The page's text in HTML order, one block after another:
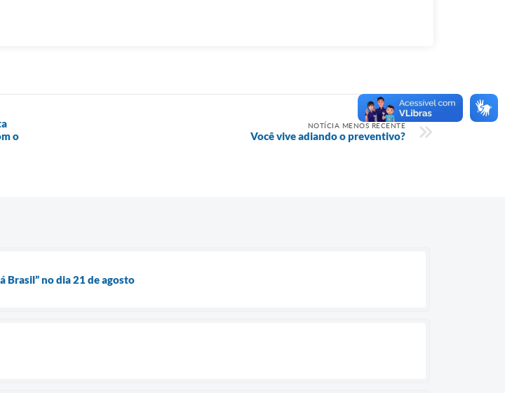
o
NOTÍCIA MENOS RECENTE
Você vive adiando o preventivo?
Brasil” no dia 21 de agosto